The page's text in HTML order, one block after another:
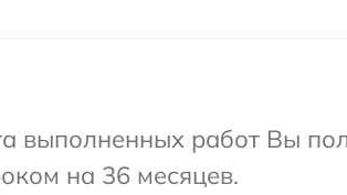
выполненных работ Вы
на 36 месяцев.